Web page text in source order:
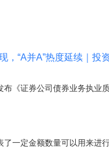
“A并A”热度延续｜投
《证券公司债券业务执业
一定金额数量可以用来进